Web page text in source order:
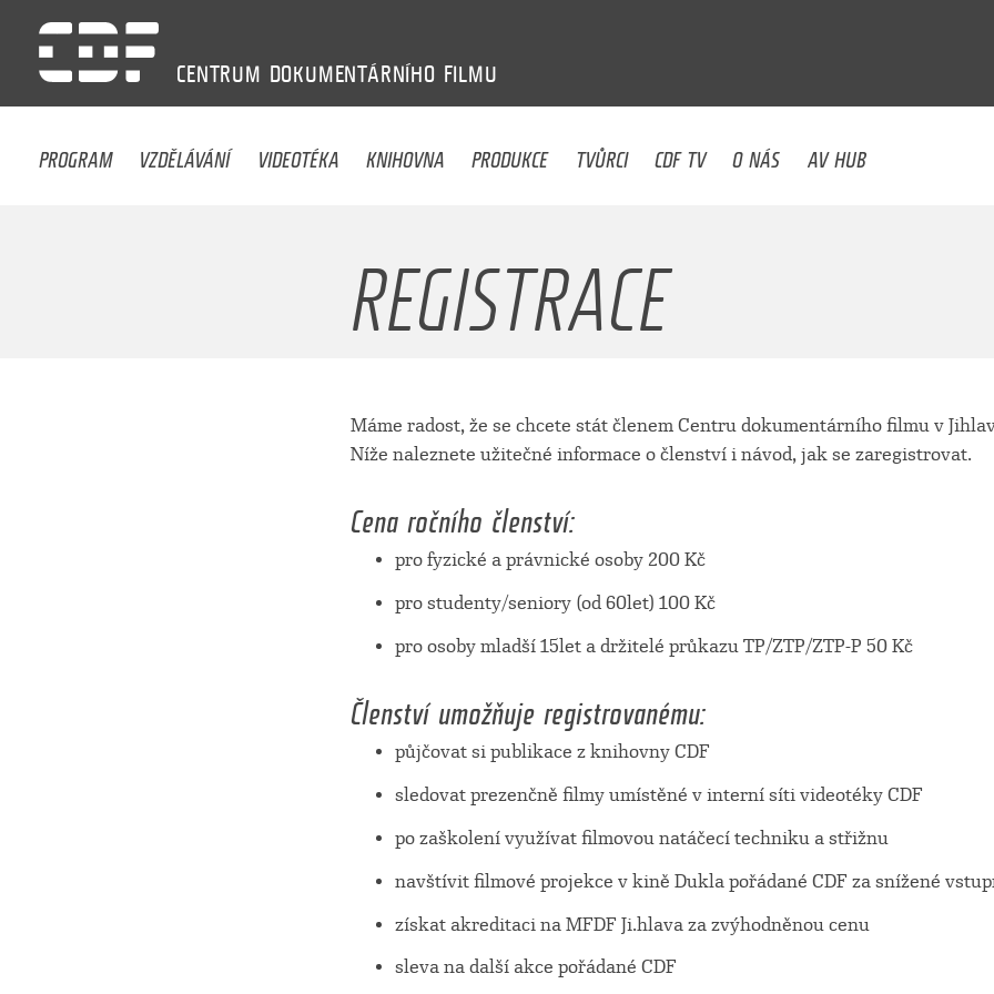
CENTRUM DOKUMENTÁRNÍHO FILMU
PROGRAM VZDĚLÁVÁNÍ VIDEOTÉKA KNIHOVNA PRODUKCE TVŮRCI CDF TV O NÁS AV HUB
REGISTRACE
Máme radost, že se chcete stát členem Centru dokumentárního filmu v
Níže naleznete užitečné informace o členství i návod, jak se zaregistrovat.
Cena ročního členství:
pro fyzické a právnické osoby 200 Kč
pro studenty/seniory (od 60let) 100 Kč
pro osoby mladší 15let a držitelé průkazu TP/ZTP/ZTP-P 50 Kč
Členství umožňuje registrovanému:
půjčovat si publikace z knihovny CDF
sledovat prezenčně filmy umístěné v interní síti videotéky CDF
po zaškolení využívat filmovou natáčecí techniku a střižnu
navštívit filmové projekce v kině Dukla pořádané CDF za snížené
získat akreditaci na MFDF Ji.hlava za zvýhodněnou cenu
sleva na další akce pořádané CDF